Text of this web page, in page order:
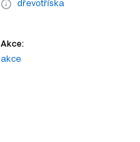
dřevotříska
Akce:
akce